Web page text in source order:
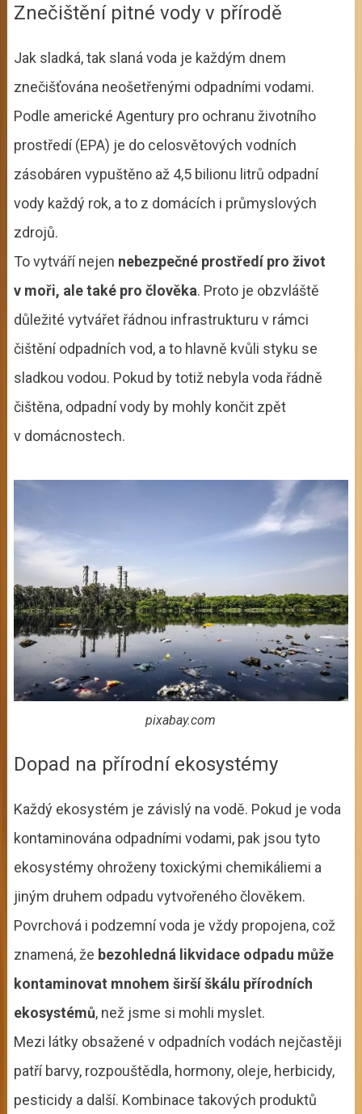
Znečištění pitné vody v přírodě
Jak sladká, tak slaná voda je každým dnem
znečišťována neošetřenými odpadními vodami.
Podle americké Agentury pro ochranu životního
prostředí (EPA) je do celosvětových vodních
zásobáren vypuštěno až 4,5 bilionu litrů odpadní
vody každý rok, a to z domácích i průmyslových
zdrojů.
To vytváří nejen nebezpečné prostředí pro život
v moři, ale také pro člověka. Proto je obzvláště
důležité vytvářet řádnou infrastrukturu v rámci
čištění odpadních vod, a to hlavně kvůli styku se
sladkou vodou. Pokud by totiž nebyla voda řádně
čištěna, odpadní vody by mohly končit zpět
v domácnostech.
pixabay.com
Dopad na přírodní ekosystémy
Každý ekosystém je závislý na vodě. Pokud je voda
kontaminována odpadními vodami, pak jsou tyto
ekosystémy ohroženy toxickými chemikáliemi a
jiným druhem odpadu vytvořeného člověkem.
Povrchová i podzemní voda je vždy propojena, což
znamená, že bezohledná likvidace odpadu může
kontaminovat mnohem širší škálu přírodních
ekosystémů, než jsme si mohli myslet.
Mezi látky obsažené v odpadních vodách nejčastěji
patří barvy, rozpouštědla, hormony, oleje, herbicidy,
pesticidy a další. Kombinace takových produktů